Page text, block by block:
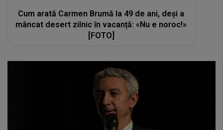
Cum arată Carmen Brumă la 49 de ani, deși a
mâncat desert zilnic în vacanță: «Nu e noroc!»
[FOTO]